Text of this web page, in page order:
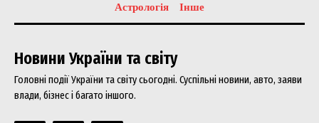
Астрологія
Інше
Новини України та світу
Головні події України та світу сьогодні. Суспільні новини, авто, заяви
влади, бізнес і багато іншого.